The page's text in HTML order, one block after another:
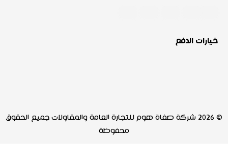
خيارات الدفع
© 2026 شركة صفاة هوم للتجارة العامة والمقاولات جميع الحقوق
محفوظة